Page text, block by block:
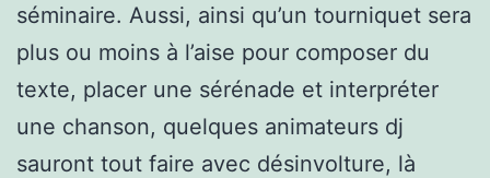
séminaire. Aussi, ainsi qu’un tourniquet sera
plus ou moins à l’aise pour composer du
texte, placer une sérénade et interpréter
une chanson, quelques animateurs dj
sauront tout faire avec désinvolture, là